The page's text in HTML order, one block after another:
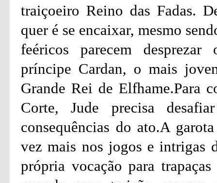
traiçoeiro Reino das Fadas.
quer é se encaixar, mesmo
feéricos parecem
príncipe Cardan, o mais
Grande Rei de Elfhame.Para
Corte, Jude precisa
consequências do ato.A
vez mais nos jogos e intrigas
própria vocação para